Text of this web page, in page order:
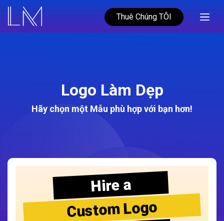
Thuê Chúng TÔI
Logo Làm Dẹp
Hãy chọn một Mẫu phù hợp với bạn hơn!
Hire a
Custom Logo